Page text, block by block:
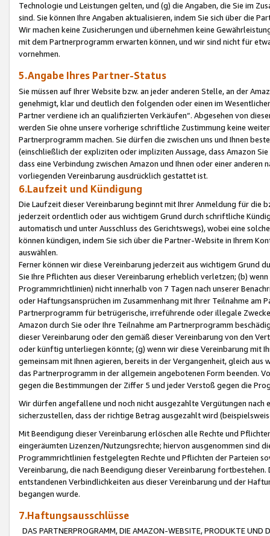
Technologie und Leistungen gelten, und (g) die Angaben, die Sie im
sind. Sie können Ihre Angaben aktualisieren, indem Sie sich über die
Wir machen keine Zusicherungen und übernehmen keine
mit dem Partnerprogramm erwarten können, und wir sind nicht für
vornehmen.
5.Angabe Ihres Partner-Status
Sie müssen auf Ihrer Website bzw. an jeder anderen Stelle, an der
genehmigt, klar und deutlich den folgenden oder einen im
Partner verdiene ich an qualifizierten Verkäufen“. Abgesehen von
werden Sie ohne unsere vorherige schriftliche Zustimmung keine
Partnerprogramm machen. Sie dürfen die zwischen uns und Ihnen
(einschließlich der expliziten oder impliziten Aussage, dass Amazon
dass eine Verbindung zwischen Amazon und Ihnen oder einer
vorliegenden Vereinbarung ausdrücklich gestattet ist.
6.Laufzeit und Kündigung
Die Laufzeit dieser Vereinbarung beginnt mit Ihrer Anmeldung für die
jederzeit ordentlich oder aus wichtigem Grund durch schriftliche
automatisch und unter Ausschluss des Gerichtswegs), wobei eine
können kündigen, indem Sie sich über die Partner-Website in Ihrem
auswählen.
Ferner können wir diese Vereinbarung jederzeit aus wichtigem Grund
Sie Ihre Pflichten aus dieser Vereinbarung erheblich verletzen; (b)
Programmrichtlinien) nicht innerhalb von 7 Tagen nach unserer
oder Haftungsansprüchen im Zusammenhang mit Ihrer Teilnahme am
Partnerprogramm für betrügerische, irreführende oder illegale
Amazon durch Sie oder Ihre Teilnahme am Partnerprogramm
dieser Vereinbarung oder den gemäß dieser Vereinbarung von den
oder künftig unterliegen könnte; (g) wenn wir diese Vereinbarung mit
gemeinsam mit Ihnen agieren, bereits in der Vergangenheit, gleich
das Partnerprogramm in der allgemein angebotenen Form beenden.
gegen die Bestimmungen der Ziffer 5 und jeder Verstoß gegen die
Wir dürfen angefallene und noch nicht ausgezahlte Vergütungen
sicherzustellen, dass der richtige Betrag ausgezahlt wird
Mit Beendigung dieser Vereinbarung erlöschen alle Rechte und
eingeräumten Lizenzen/Nutzungsrechte; hiervon ausgenommen sind
Programmrichtlinien festgelegten Rechte und Pflichten der Parteien
Vereinbarung, die nach Beendigung dieser Vereinbarung
entstandenen Verbindlichkeiten aus dieser Vereinbarung und der
begangen wurde.
7.Haftungsausschlüsse
DAS PARTNERPROGRAMM, DIE AMAZON-WEBSITE, PRODUKTE UND